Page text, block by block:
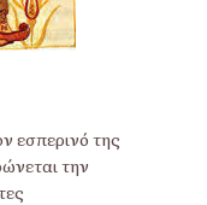
εσπερινό της
την